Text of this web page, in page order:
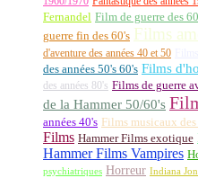
Fernandel Film de guerre des
guerre fin des 60's Films
d'aventure des années 40 et 50
des années 50's 60's Films
des années 80's Films de guerre
de la Hammer 50/60's
années 40's Films musicaux des
Films Hammer Films exotique
Hammer Films Vampires
psychiatriques Horreur Indiana